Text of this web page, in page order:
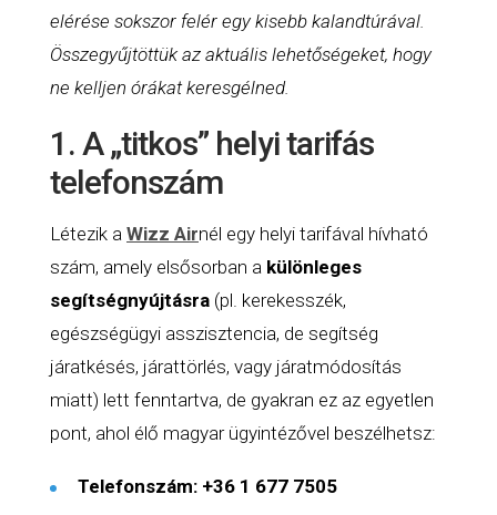
elérése sokszor felér egy kisebb kalandtúrával.
Összegyűjtöttük az aktuális lehetőségeket, hogy
ne kelljen órákat keresgélned.
1. A „titkos” helyi tarifás
telefonszám
Létezik a Wizz Airnél egy helyi tarifával hívható
szám, amely elsősorban a különleges
segítségnyújtásra (pl. kerekesszék,
egészségügyi asszisztencia, de segítség
járatkésés, járattörlés, vagy járatmódosítás
miatt) lett fenntartva, de gyakran ez az egyetlen
pont, ahol élő magyar ügyintézővel beszélhetsz:
Telefonszám: +36 1 677 7505